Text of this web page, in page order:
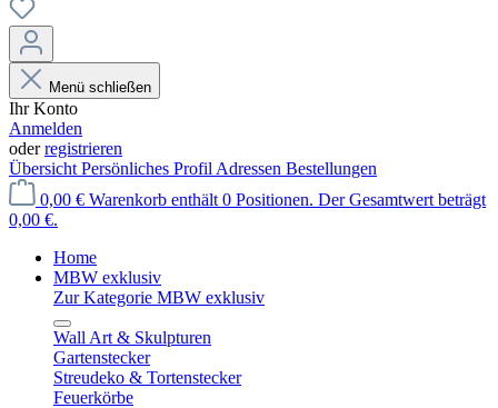
Menü schließen
Ihr Konto
Anmelden
oderregistrieren
Übersicht Persönliches Profil Adressen Bestellungen
0,00 € Warenkorb enthält 0 Positionen. Der Gesamtwert beträgt
0,00 €.
Home
MBW exklusiv
Zur Kategorie MBW exklusiv
Wall Art & Skulpturen
Gartenstecker
Streudeko & Tortenstecker
Feuerkörbe